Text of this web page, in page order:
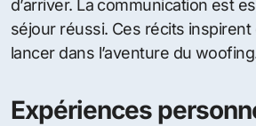
d’arriver. La communication est
séjour réussi. Ces récits inspirent
lancer dans l’aventure du
Expériences